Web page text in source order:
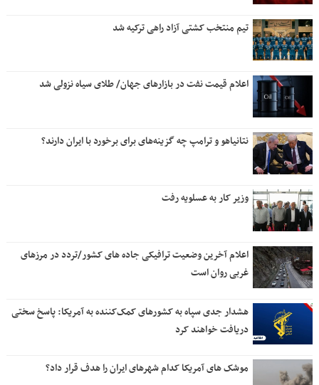
تیم منتخب کشتی آزاد راهی ترکیه شد
اعلام قیمت نفت در بازارهای جهان/ طلای سیاه نزولی شد
نتانیاهو و ترامپ چه گزینه‌های برای برخورد با ایران دارند؟
وزیر کار به عسلویه رفت
اعلام آخرین وضعیت ترافیکی جاده های کشور/تردد در مرزهای
غربی روان است
هشدار جدی سپاه به کشورهای کمک‌کننده به آمریکا: پاسخ سختی
دریافت خواهند کرد
موشک های آمریکا کدام شهرهای ایران را هدف قرار داد؟